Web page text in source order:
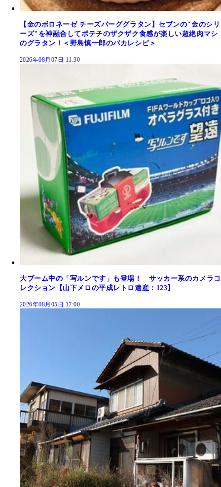
【金のボロネーゼ チーズバーググラタン】セブンの"金のシリ
ーズ"を神融合してポテチのザクザク食感が楽しい超絶肉マシ
のグラタン！＜野島慎一郎のバカレシピ＞
2026年08月07日 11:30
大ブーム中の「写ルンです」も登場！ サッカー系のカメラコ
レクション【山下メロの平成レトロ遺産：123】
2026年08月05日 17:00